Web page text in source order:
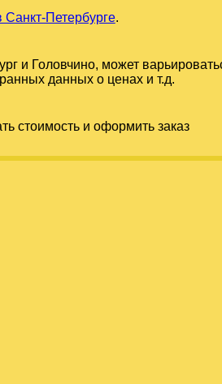
Петербурге.
и Головчино, может
данных о ценах и т.д.
стоимость и оформить заказ